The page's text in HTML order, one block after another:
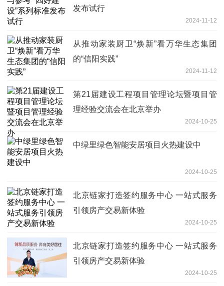
发布试行
2024-11-12
从推动家装厨卫“焕新”看万华生态集团
的“信阳实践”
2024-11-12
第21届建设工程项目管理论坛暨项目管
理经验交流会在北京举办
2024-10-25
中绿里绿色智能安居项目火热建设中
2024-10-25
北京链家打造签约服务中心 一站式服务
引领房产交易新体验
2024-10-25
北京链家打造签约服务中心 一站式服务
引领房产交易新体验
2024-10-25